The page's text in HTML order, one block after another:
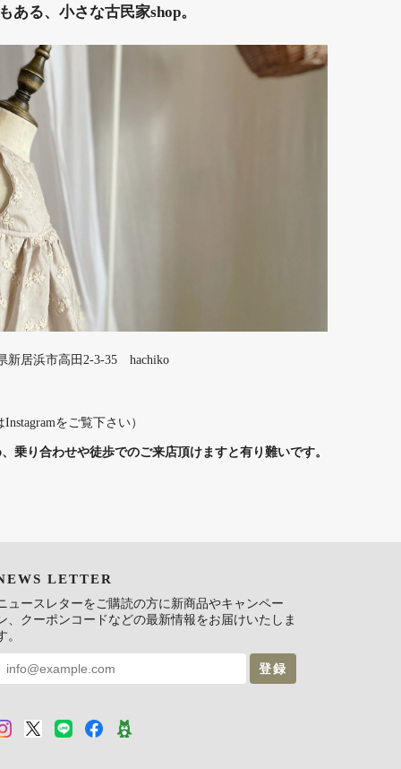
ある、小さな古民家shop。
新居浜市高田2-3-35 hachiko
をご覧下さい）
乗り合わせや徒歩でのご来店頂けますと有り難いです。
LETTER
ュースレターをご購読の方に新商品やキャンペー
、クーポンコードなどの最新情報をお届けいたしま
。
登録